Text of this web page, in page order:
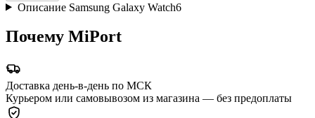
Описание Samsung Galaxy Watch6
Почему MiPort
Доставка день-в-день по МСК
Курьером или самовывозом из магазина — без предоплаты